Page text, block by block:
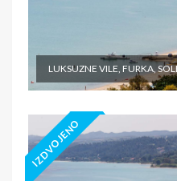
LUKSUZNE VILE, FURKA,
IZDVOJENO